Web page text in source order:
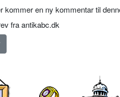
kommer en ny kommentar til
fra antikabc.dk